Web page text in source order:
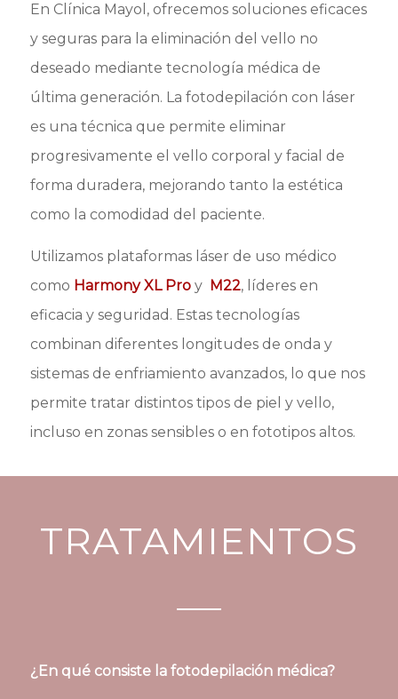
En Clínica Mayol, ofrecemos soluciones eficaces
y seguras para la eliminación del vello no
deseado mediante tecnología médica de
última generación. La fotodepilación con láser
es una técnica que permite eliminar
progresivamente el vello corporal y facial de
forma duradera, mejorando tanto la estética
como la comodidad del paciente.
Utilizamos plataformas láser de uso médico
como Harmony XL Proy M22, líderes en
eficacia y seguridad. Estas tecnologías
combinan diferentes longitudes de onda y
sistemas de enfriamiento avanzados, lo que nos
permite tratar distintos tipos de piel y vello,
incluso en zonas sensibles o en fototipos altos.
TRATAMIENTOS
¿En qué consiste la fotodepilación médica?